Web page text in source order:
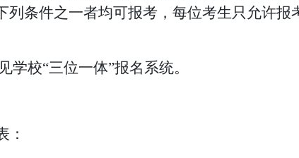
条件之一者均可报考， 每位考生只允许报
学校“三位一体”报名系统。
：